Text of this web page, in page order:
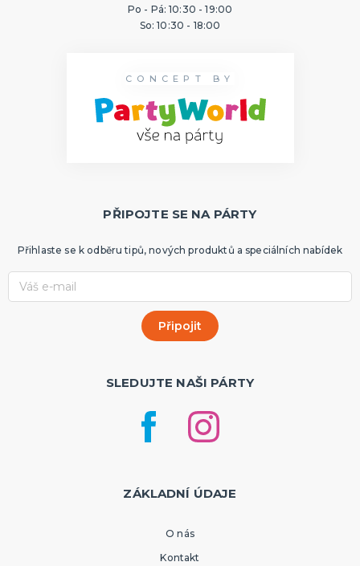
Po - Pá: 10:30 - 19:00
So: 10:30 - 18:00
CONCEPT BY
PŘIPOJTE SE NA PÁRTY
Přihlaste se k odběru tipů, nových produktů a speciálních nabídek
SLEDUJTE NAŠI PÁRTY
ZÁKLADNÍ ÚDAJE
O nás
Kontakt